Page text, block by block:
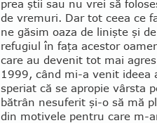
prea ştii sau nu vrei să
de vremuri. Dar tot ceea ce
ne găsim oaza de linişte şi
refugiul în faţa acestor
care au devenit tot mai
1999, când mi-a venit ideea
speriat că se apropie vârsta
bătrân nesuferit şi-o să mă
din motivele pentru care m-